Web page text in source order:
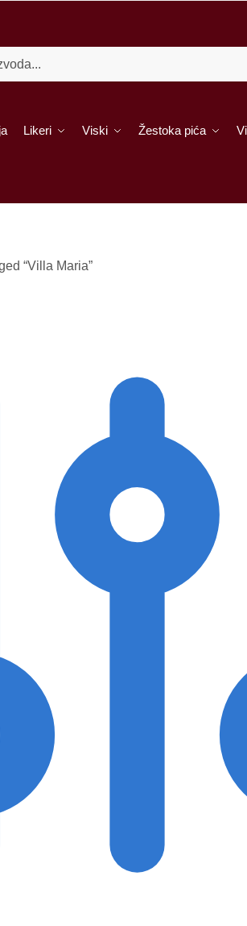
Likeri Viski Žestoka pića
“Villa Maria”